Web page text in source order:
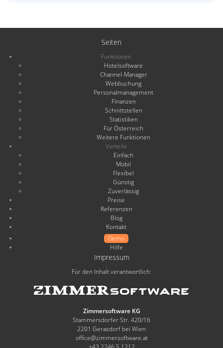
Seiten
Funktionen
Hotelsoftware
Channel-Manager
Webbuchung
Personalmanagement
Finanzen
Schnittstellen
Statistiken
Für Österreich
Weitere Funktionen
Vorteile
Einfach
Mobil
Flexibel
Günstig
Zuverlässig
Preise
Referenzen
Blog
Kontakt
Demo
Hilfe
Impressum
Für den Inhalt verantwortlich:
Zimmersoftware KG
Stammersdorfer Str. 420/16
2201 Gerasdorf bei Wien
office@zimmersoftware.at